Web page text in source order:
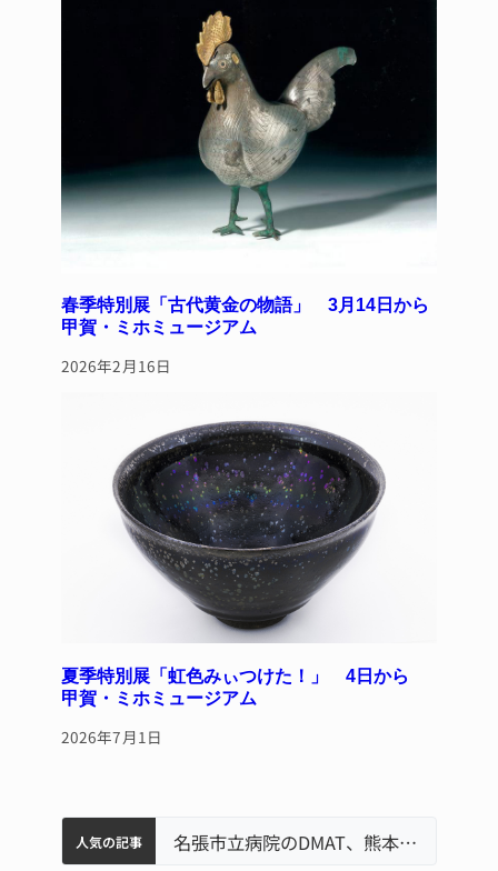
春季特別展「古代黄金の物語」 3月14日から
甲賀・ミホミュージアム
2026年2月16日
夏季特別展「虹色みぃつけた！」 4日から
甲賀・ミホミュージアム
2026年7月1日
人気の記事
名張市水道料金47％値上げへ 答申案、審議会で大筋まとまる
器物損壊容疑で83歳女逮捕 伊賀署
中学校の陶壁モニュメント 地元建設会社がボランティアで清掃 伊賀 名張市立病院のDMAT、熊本地震の被災地へ 能登以来3回目の派遣